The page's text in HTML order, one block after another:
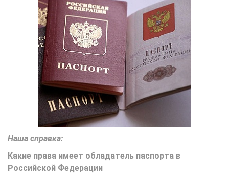
Наша справка:
Какие права имеет обладатель паспорта в
Российской Федерации